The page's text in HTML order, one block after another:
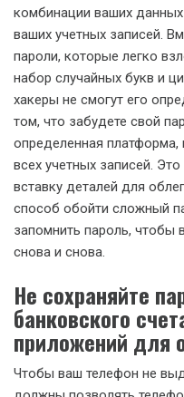
комбинации ваших
ваших учетных записей.
пароли, которые легко
набор случайных букв и
хакеры не смогут его
том, что забудете свой
определенная платформа,
всех учетных записей.
вставку деталей для
способ обойти сложный
запомнить пароль, чтобы
снова и снова.
Не сохраняйте
банковского
приложений для
Чтобы ваш телефон не